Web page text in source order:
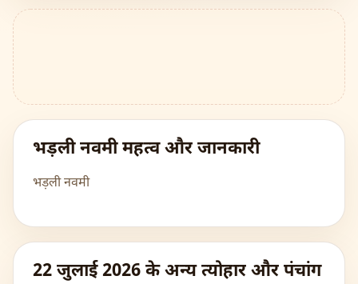
भड़ली नवमी महत्व और जानकारी
भड़ली नवमी
22 जुलाई 2026 के अन्य त्योहार और पंचांग